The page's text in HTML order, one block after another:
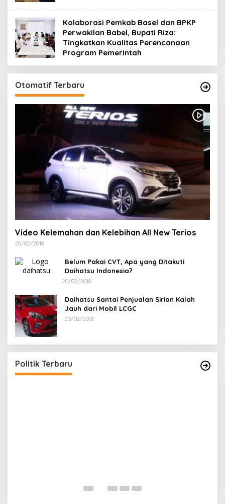
Kolaborasi Pemkab Basel dan BPKP
Perwakilan Babel, Bupati Riza:
Tingkatkan Kualitas Perencanaan
Program Pemerintah
Otomatif Terbaru
Video Kelemahan dan Kelebihan All New Terios
20/02/2018
Belum Pakai CVT, Apa yang Ditakuti
Daihatsu Indonesia?
20/02/2018
Daihatsu Santai Penjualan Sirion Kalah
Jauh dari Mobil LCGC
20/02/2018
Politik Terbaru
PDI Perjuangan Bagikan Takjil
Di Bangka Selatan, Politik